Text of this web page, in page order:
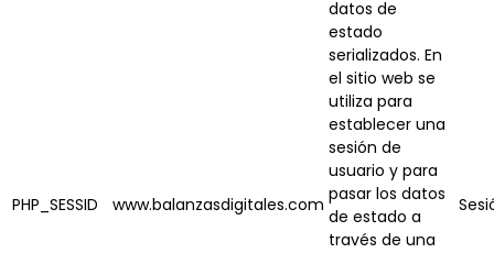
PHP_SESSID www.balanzasdigitales.com
datos de
estado
serializados. En
el sitio web se
utiliza para
establecer una
sesión de
usuario y para
pasar los datos
de estado a
través de una